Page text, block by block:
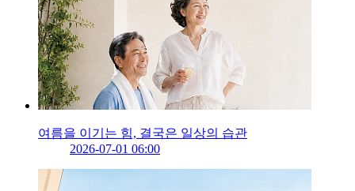
여름을 이기는 힘, 결국은 일상의 습관
2026-07-01 06:00